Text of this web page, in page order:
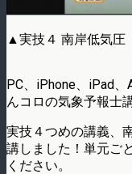
▲実技４ 南岸低気圧
PC、iPhone、iPad
んコロの気象予報士
実技４つめの講義、
講しました！単元ご
ください。